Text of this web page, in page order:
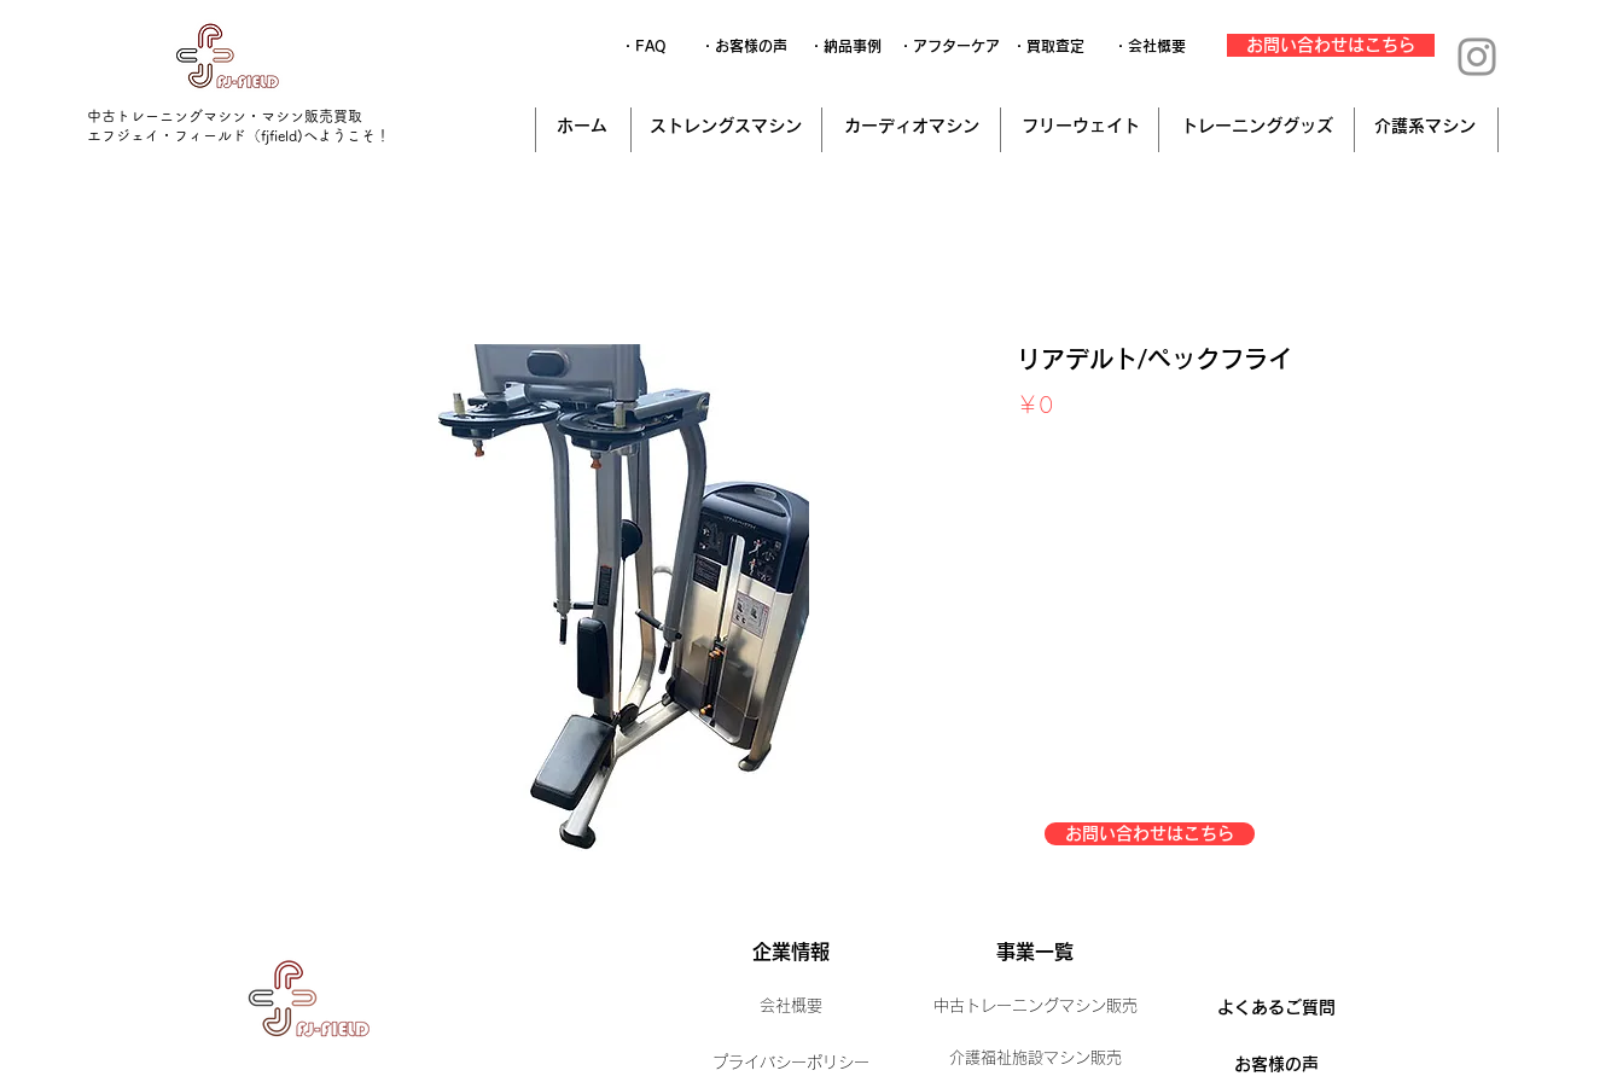
中古トレーニングマシン・マシン販売買取
​エフジェイ・フィールド（fjfield)へようこそ！
・FAQ ・お客様の声 ・納品事例 ・アフターケア ・買取査定 ・会社概要 お問い合わせはこちら
ホーム ストレングスマシン カーディオマシン フリーウェイト トレーニンググッズ 介護系マシン
リアデルト/ペックフライ
￥0
お問い合わせはこちら
企業情報 事業一覧
会社概要 中古トレーニングマシン販売 よくあるご質問
プライバシーポリシー 介護福祉施設マシン販売 お客様の声